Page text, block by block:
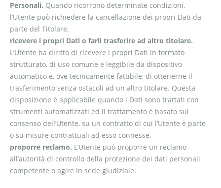
Personali. Quando ricorrono determinate condizioni,
l’Utente può richiedere la cancellazione dei propri Dati da
parte del Titolare.
ricevere i propri Dati o farli trasferire ad altro titolare.
L’Utente ha diritto di ricevere i propri Dati in formato
strutturato, di uso comune e leggibile da dispositivo
automatico e, ove tecnicamente fattibile, di ottenerne il
trasferimento senza ostacoli ad un altro titolare. Questa
disposizione è applicabile quando i Dati sono trattati con
strumenti automatizzati ed il trattamento è basato sul
consenso dell’Utente, su un contratto di cui l’Utente è parte
o su misure contrattuali ad esso connesse.
proporre reclamo. L’Utente può proporre un reclamo
all’autorità di controllo della protezione dei dati personali
competente o agire in sede giudiziale.